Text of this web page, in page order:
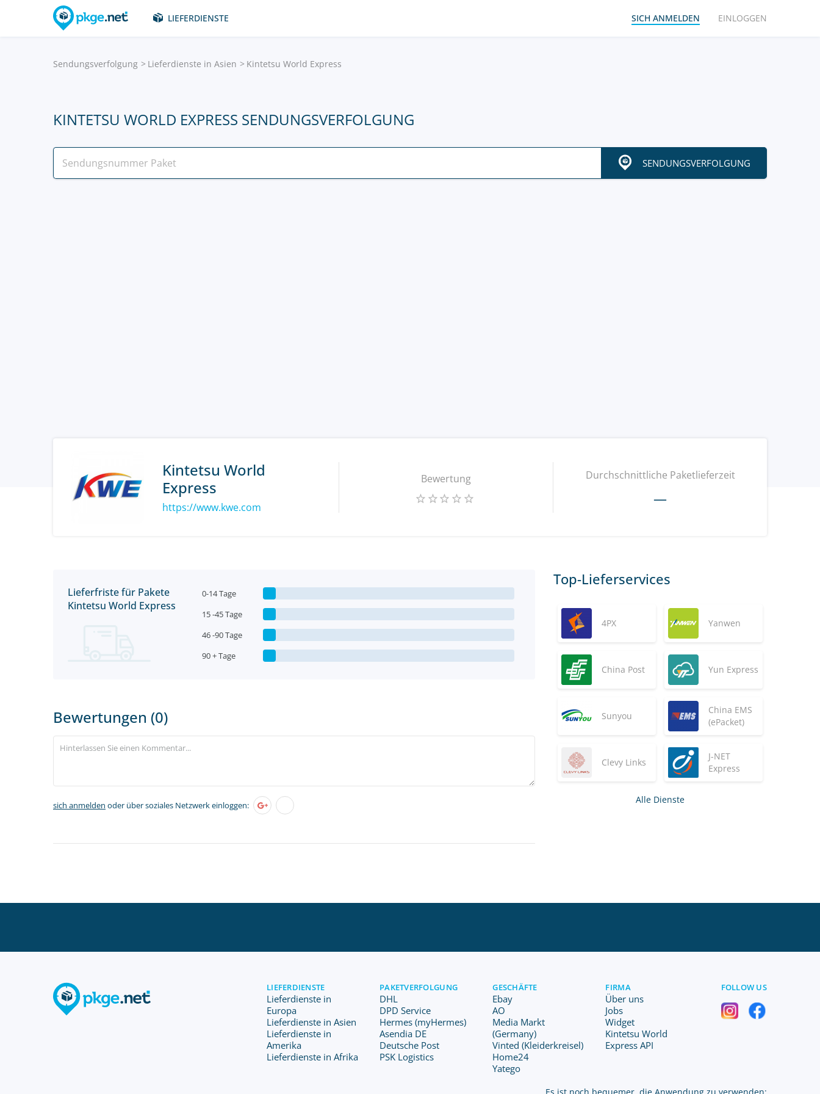
LIEFERDIENSTE SICH ANMELDEN EINLOGGEN
Sendungsverfolgung Lieferdienste in Asien Kintetsu World Express
KINTETSU WORLD EXPRESS SENDUNGSVERFOLGUNG
SENDUNGSVERFOLGUNG
Kintetsu World
Express
https://www.kwe.com
Bewertung Durchschnittliche Paketlieferzeit
—
Lieferfriste für Pakete
Kintetsu World Express
0-14 Tage
15 -45 Tage
46 -90 Tage
90 + Tage
Bewertungen (0)
sich anmelden oder über soziales Netzwerk einloggen:
Top-Lieferservices
4PX Yanwen
China Post Yun Express
Sunyou
China EMS
(ePacket)
Clevy Links
J-NET
Express
Alle Dienste
LIEFERDIENSTE
Lieferdienste in
Europa
Lieferdienste in Asien
Lieferdienste in
Amerika
Lieferdienste in Afrika
PAKETVERFOLGUNG
DHL
DPD Service
Hermes (myHermes)
Asendia DE
Deutsche Post
PSK Logistics
GESCHÄFTE
Ebay
AO
Media Markt
(Germany)
Vinted (Kleiderkreisel)
Home24
Yatego
FIRMA
Über uns
Jobs
Widget
Kintetsu World
Express API
FOLLOW US